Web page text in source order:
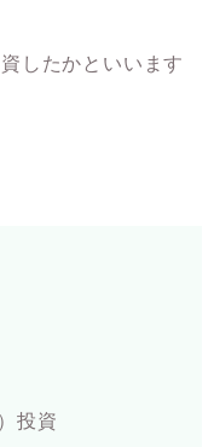
したかといいます
投資